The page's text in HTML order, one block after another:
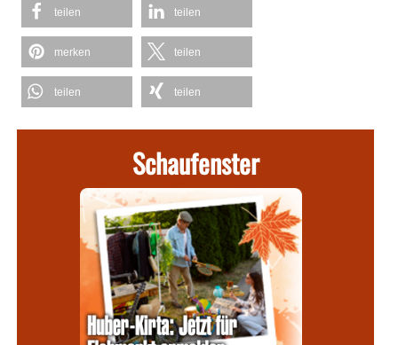
teilen teilen
merken teilen
teilen teilen
Schaufenster